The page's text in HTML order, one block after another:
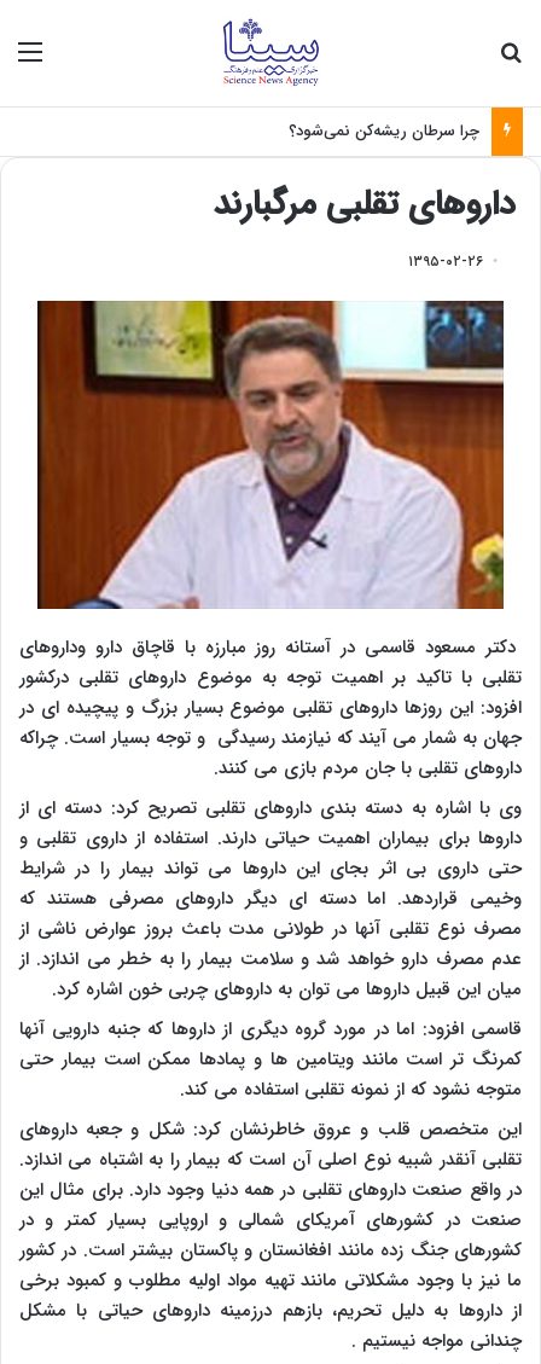
چرا سرطان ریشه‌کن نمی‌شود؟
داروهای تقلبی مرگبارند
۱۳۹۵-۰۲-۲۶
دکتر مسعود قاسمی در آستانه روز مبارزه با قاچاق دارو وداروهای
تقلبی با تاکید بر اهمیت توجه به موضوع داروهای تقلبی درکشور
افزود: این روزها داروهای تقلبی موضوع بسیار بزرگ و پیچیده ای در
جهان به شمار می آیند که نیازمند رسیدگی و توجه بسیار است. چراکه
داروهای تقلبی با جان مردم بازی می کنند.
وی با اشاره به دسته بندی داروهای تقلبی تصریح کرد: دسته ای از
داروها برای بیماران اهمیت حیاتی دارند. استفاده از داروی تقلبی و
حتی داروی بی اثر بجای این داروها می تواند بیمار را در شرایط
وخیمی قراردهد. اما دسته ای دیگر داروهای مصرفی هستند که
مصرف نوع تقلبی آنها در طولانی مدت باعث بروز عوارض ناشی از
عدم مصرف دارو خواهد شد و سلامت بیمار را به خطر می اندازد. از
میان این قبیل داروها می توان به داروهای چربی خون اشاره کرد.
قاسمی افزود: اما در مورد گروه دیگری از داروها که جنبه دارویی آنها
کمرنگ تر است مانند ویتامین ها و پمادها ممکن است بیمار حتی
متوجه نشود که از نمونه تقلبی استفاده می کند.
این متخصص قلب و عروق خاطرنشان کرد: شکل و جعبه داروهای
تقلبی آنقدر شبیه نوع اصلی آن است که بیمار را به اشتباه می اندازد.
در واقع صنعت داروهای تقلبی در همه دنیا وجود دارد. برای مثال این
صنعت در کشورهای آمریکای شمالی و اروپایی بسیار کمتر و در
کشورهای جنگ زده مانند افغانستان و پاکستان بیشتر است. در کشور
ما نیز با وجود مشکلاتی مانند تهیه مواد اولیه مطلوب و کمبود برخی
از داروها به دلیل تحریم،‌ بازهم درزمینه داروهای حیاتی با مشکل
چندانی مواجه نیستیم .